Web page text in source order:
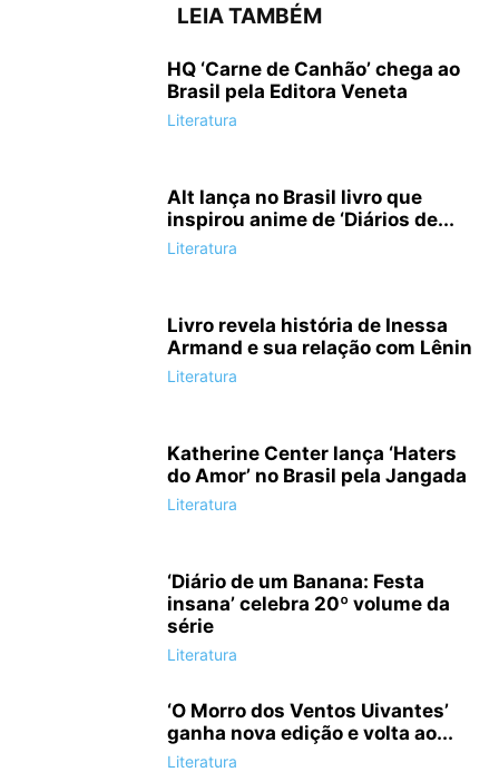
LEIA TAMBÉM
HQ ‘Carne de Canhão’ chega ao
Brasil pela Editora Veneta
Literatura
Alt lança no Brasil livro que
inspirou anime de ‘Diários de...
Literatura
Livro revela história de Inessa
Armand e sua relação com Lênin
Literatura
Katherine Center lança ‘Haters
do Amor’ no Brasil pela Jangada
Literatura
‘Diário de um Banana: Festa
insana’ celebra 20º volume da
série
Literatura
‘O Morro dos Ventos Uivantes’
ganha nova edição e volta ao...
Literatura